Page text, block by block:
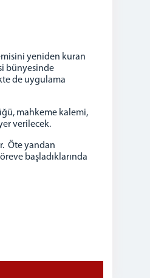
yeniden kuran
bünyesinde
de uygulama
mahkeme kalemi,
verilecek.
Öte yandan
başladıklarında